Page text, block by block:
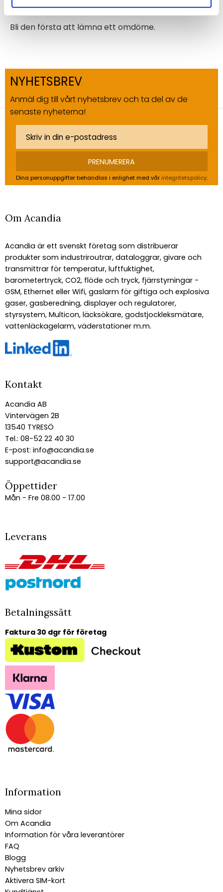
Bli den första att lämna ett omdöme.
NYHETSBREV
Anmäl dig till vårt nyhetsbrev och ta del av de
senaste nyheterna!
PRENUMERERA
Dina personuppgifter behandlas i enlighet med vår integritetspolicy.
Om Acandia
Acandia är ett svenskt företag som distribuerar
produkter som industriroutrar, dataloggrar, givare och
transmittrar för temperatur, luftfuktighet,
barometertryck, CO2, flöde och tryck, fjärrstyrningar -
GSM, Ethernet eller Wifi, gaslarm för giftiga och explosiva
gaser, gasberedning, displayer och regulatorer,
styrsystem, Multicon, läcksökare, godstjockleksmätare,
vattenläckagelarm, väderstationer m.m.
Kontakt
Acandia AB
Vintervägen 2B
13540 TYRESÖ
Tel.: 08-52 22 40 30
E-post: info@acandia.se
support@acandia.se
Öppettider
Mån - Fre 08.00 - 17.00
Leverans
Betalningssätt
Faktura 30 dgr för företag
Information
Mina sidor
Om Acandia
Information för våra leverantörer
FAQ
Blogg
Nyhetsbrev arkiv
Aktivera SIM-kort